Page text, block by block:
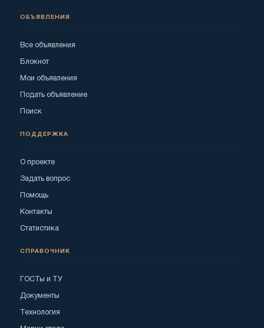
ОБЪЯВЛЕНИЯ
Все объявления
Блокнот
Мои объявления
Подать объявление
Поиск
ПОДДЕРЖКА
О проекте
Задать вопрос
Помощь
Контакты
Статистика
СПРАВОЧНИК
ГОСТы и ТУ
Документы
Технология